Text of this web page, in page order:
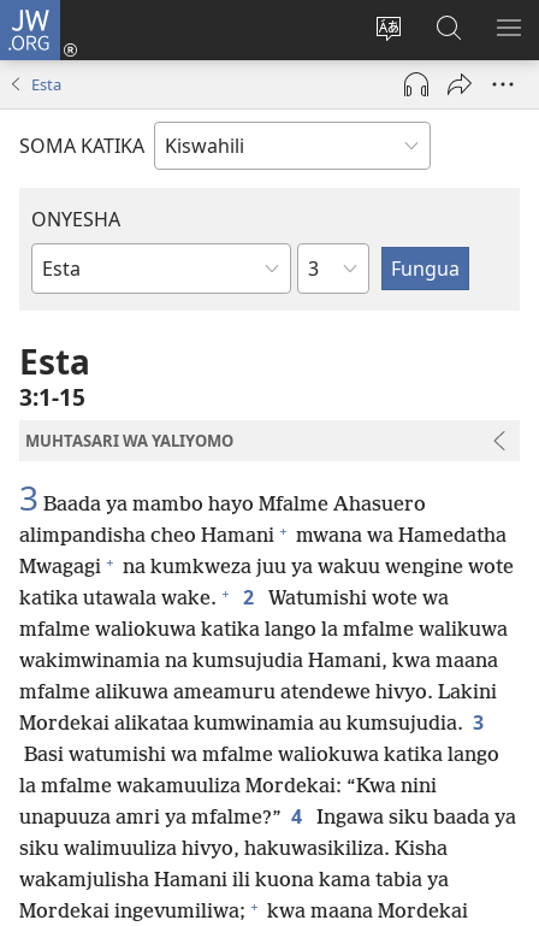
JW.ORG
Badili
lugha
ya
tovuti
Ingia
(opens
window)
Tafuta
Katika
JW.ORG
Esta
SOMA KATIKA
ONYESHA
Kitabu
Biblia
Sura
Esta
3:1-15
MUHTASARI WA YALIYOMO
3 Baada ya mambo hayo Mfalme Ahasuero
alimpandisha cheo Hamani + mwana wa Hamedatha
Mwagagi + na kumkweza juu ya wakuu wengine wote
katika utawala wake. + 2
Watumishi wote wa
mfalme waliokuwa katika lango la mfalme walikuwa
wakimwinamia na kumsujudia Hamani, kwa maana
mfalme alikuwa ameamuru atendewe hivyo. Lakini
Mordekai alikataa kumwinamia au kumsujudia. 3
Basi watumishi wa mfalme waliokuwa katika lango
la mfalme wakamuuliza Mordekai: “Kwa nini
unapuuza amri ya mfalme?” 4
Ingawa siku baada ya
siku walimuuliza hivyo, hakuwasikiliza. Kisha
wakamjulisha Hamani ili kuona kama tabia ya
Mordekai ingevumiliwa; + kwa maana Mordekai